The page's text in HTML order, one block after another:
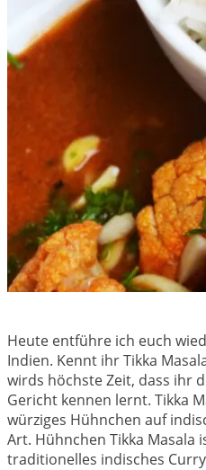
Heute entführe ich euch
Indien. Kennt ihr Tikka
wirds höchste Zeit, dass ihr
Gericht kennen lernt. Tikka
würziges Hühnchen auf
Art. Hühnchen Tikka Masala
traditionelles indisches